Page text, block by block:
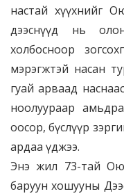
настай хүүхнийг
дээснүүд нь
холбосноор
мэрэгжтэй насан
гуай арваад
ноолуураар
оосор, бүслүүр
ардаа үджээ.
Энэ жил 73-тай
баруун хошууны